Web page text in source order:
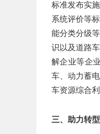
标准发布实
系统评价等
能分类分级
识以及道路
解企业等企
车、动力蓄
车资源综合
三、助力转